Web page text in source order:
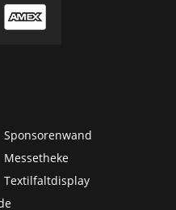
Sponsorenwand
Messetheke
Textilfaltdisplay